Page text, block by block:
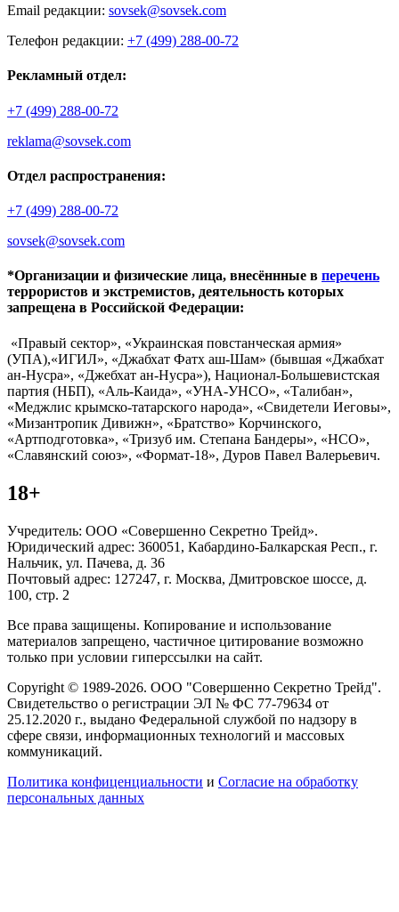
Email редакции: sovsek@sovsek.com
Телефон редакции: +7 (499) 288-00-72
Рекламный отдел:
+7 (499) 288-00-72
reklama@sovsek.com
Отдел распространения:
+7 (499) 288-00-72
sovsek@sovsek.com
*Организации и физические лица, внесённные в перечень
террористов и экстремистов, деятельность которых
запрещена в Российской Федерации:
«Правый сектор», «Украинская повстанческая армия»
(УПА),«ИГИЛ», «Джабхат Фатх аш-Шам» (бывшая «Джабхат
ан-Нусра», «Джебхат ан-Нусра»), Национал-Большевистская
партия (НБП), «Аль-Каида», «УНА-УНСО», «Талибан»,
«Меджлис крымско-татарского народа», «Свидетели Иеговы»,
«Мизантропик Дивижн», «Братство» Корчинского,
«Артподготовка», «Тризуб им. Степана Бандеры», «НСО»,
«Славянский союз», «Формат-18», Дуров Павел Валерьевич.
18+
Учредитель: ООО «Совершенно Секретно Трейд».
Юридический адрес: 360051, Кабардино-Балкарская Респ., г.
Нальчик, ул. Пачева, д. 36
Почтовый адрес: 127247, г. Москва, Дмитровское шоссе, д.
100, стр. 2
Все права защищены. Копирование и использование
материалов запрещено, частичное цитирование возможно
только при условии гиперссылки на сайт.
Copyright © 1989-2026. ООО "Совершенно Секретно Трейд".
Свидетельство о регистрации ЭЛ № ФС 77-79634 от
25.12.2020 г., выдано Федеральной службой по надзору в
сфере связи, информационных технологий и массовых
коммуникаций.
Политика конфиценциальности и Согласие на обработку
персональных данных